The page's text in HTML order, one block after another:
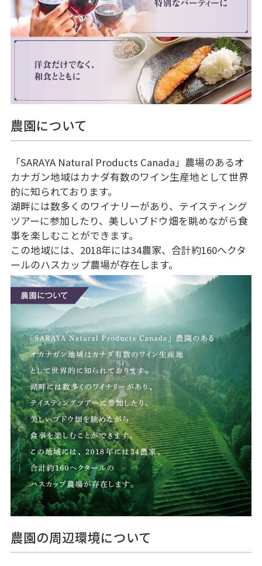
農園について
「SARAYA Natural Products Canada」農場のあるオ
カナガン地域はカナダ有数のワイン生産地として世界
的に知られております。
湖畔には数多くのワイナリーがあり、テイスティング
ツアーに参加したり、美しいブドウ畑を眺めながら食
事を楽しむことができます。
この地域には、2018年には34農家、合計約160ヘクタ
ールのハスカップ農場が存在します。
農園の周辺環境について